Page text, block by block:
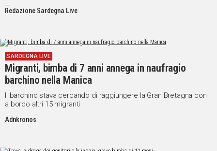
Redazione Sardegna Live
SARDEGNA LIVE
Migranti, bimba di 7 anni annega in naufragio
barchino nella Manica
Il barchino stava cercando di raggiungere la Gran Bretagna con
a bordo altri 15 migranti
Adnkronos